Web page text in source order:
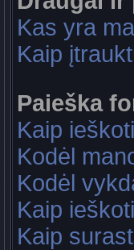
Kas yra
Kaip
Paieška
Kaip
Kodėl
Kodėl
Kaip
Kaip